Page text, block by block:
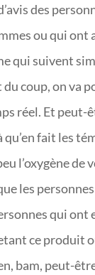
des
ou qui ont
qui suivent
coup, on va
réel. Et peut-
fait les
l’oxygène de
les
qui ont
ce produit
bam, peut-